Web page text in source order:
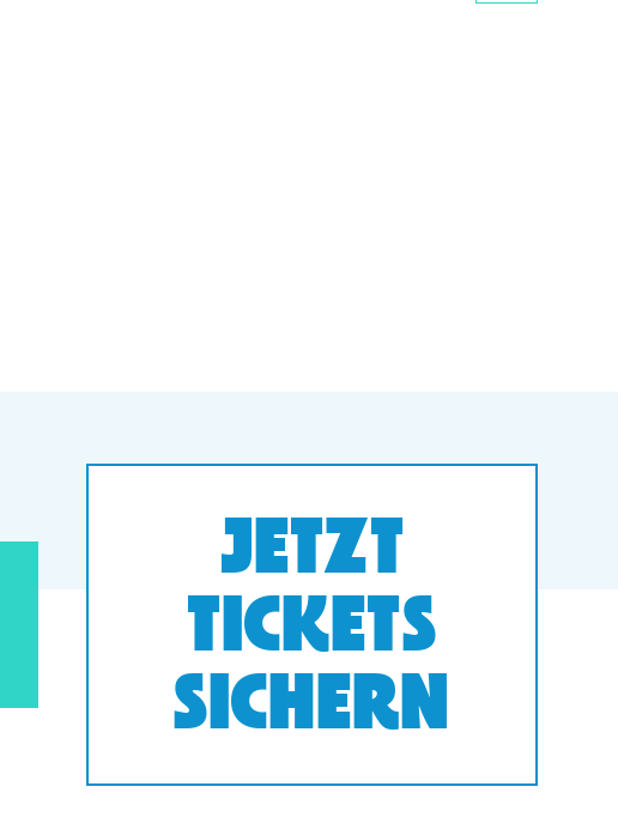
JETZT
TICKETS
SICHERN